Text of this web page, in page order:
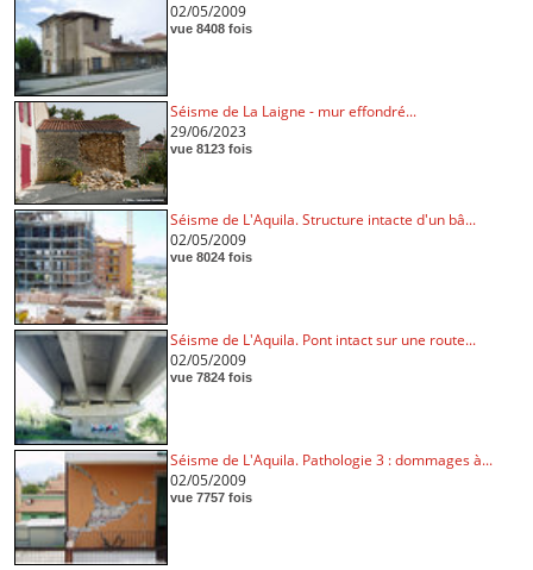
02/05/2009
vue 8408 fois
Séisme de La Laigne - mur effondré...
29/06/2023
vue 8123 fois
Séisme de L'Aquila. Structure intacte d'un bâ...
02/05/2009
vue 8024 fois
Séisme de L'Aquila. Pont intact sur une route...
02/05/2009
vue 7824 fois
Séisme de L'Aquila. Pathologie 3 : dommages à...
02/05/2009
vue 7757 fois